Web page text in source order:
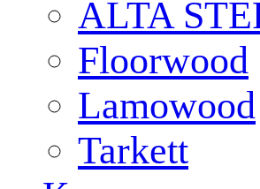
ALTA
Floorwood
Lamowood
Tarkett